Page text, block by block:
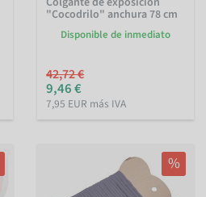
"Cocodrilo" anchura 78 cm
Disponible de inmediato
42,72 €
9,46 €
7,95 EUR más IVA
%